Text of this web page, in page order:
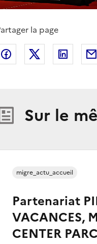
la page
Partager sur Facebook
Partager sur X
Sur le
Partenariat
VACANCES,
CENTER
migre_actu_accueil